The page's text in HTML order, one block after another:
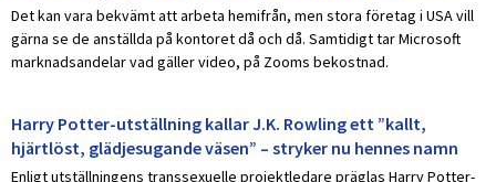
Det kan vara bekvämt att arbeta hemifrån, men stora företag i USA vill
gärna se de anställda på kontoret då och då. Samtidigt tar Microsoft
marknadsandelar vad gäller video, på Zooms bekostnad.
Harry Potter-utställning kallar J.K. Rowling ett ”kallt,
hjärtlöst, glädjesugande väsen” – stryker nu hennes namn
Enligt utställningens transsexuelle projektledare präglas Harry Potter-